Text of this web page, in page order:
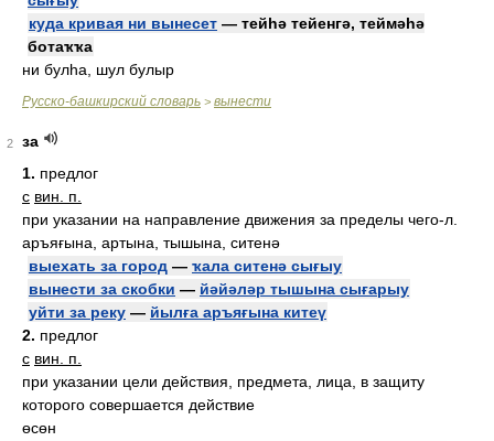
куда кривая ни вынесет — тейһә тейенгә, теймәһә
ботаҡҡа
ни булһа, шул булыр
Русско-башкирский словарь > вынести
2
за
1. предлог
с вин. п.
при указании на направление движения за пределы чего-л.
аръяғына, артына, тышына, ситенә
выехать за город — ҡала ситенә сығыу
вынести за скобки — йәйәләр тышына сығарыу
уйти за реку — йылға аръяғына китеү
2. предлог
с вин. п.
при указании цели действия, предмета, лица, в защиту
которого совершается действие
өсөн